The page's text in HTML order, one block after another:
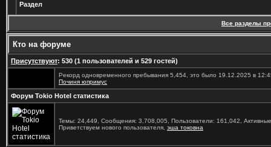
Раздел
Все разделы
Кто на форуме
Присутствуют: 530 (1 пользователей и 529 гостей)
Рекорд одновременного пребывания 5,454, это было 19.12.2025 в
Починя юпримус
Форум Tokio Hotel статистика
Темы: 24,449, Сообщения: 3,708,005, Пользователи: 161,042,
Приветствуем нового пользователя, эша токовна